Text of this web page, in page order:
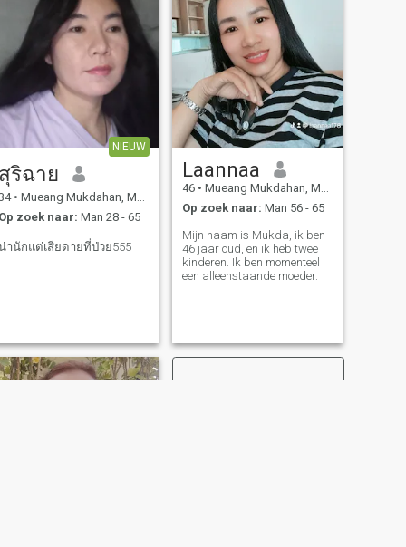
NIEUW
สุริฉาย
• Mueang Mukdahan, Mukdahan, Thailand
Op zoek naar: Man 28 - 65
านักแต่เสียดายที่ป่วย555
Laannaa
46 • Mueang Mukdahan, Mukdahan, Thailand
Op zoek naar: Man 56 - 65
Mijn naam is Mukda, ik ben
46 jaar oud, en ik heb twee
kinderen. Ik ben momenteel
een alleenstaande moeder.